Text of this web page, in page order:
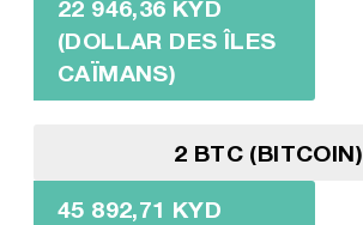
22 946,36 KYD
(DOLLAR DES ÎLES
CAÏMANS)
2 BTC (BITCOIN)
45 892,71 KYD